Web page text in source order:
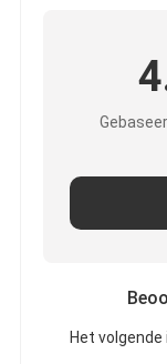
Het volgende